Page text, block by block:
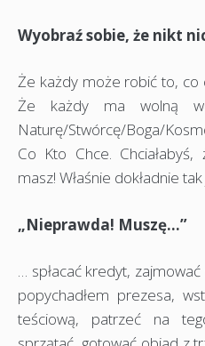
Wyobraź sobie, że nikt
Że każdy może robić to, co
Że każdy ma wolną
Naturę/Stwórcę/Boga/
Co Kto Chce.
masz! Właśnie dokładnie
„Nieprawda! Muszę…”
… spłacać kredyt,
popychadłem prezesa,
teściową, patrzeć na